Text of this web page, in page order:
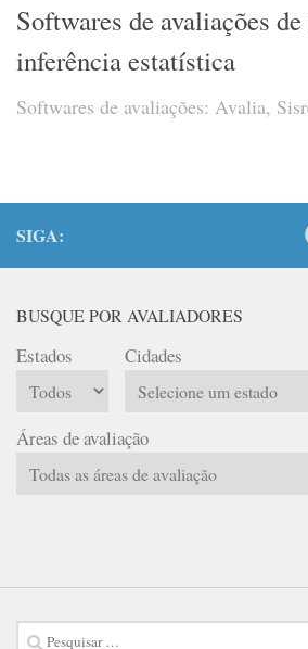
Softwares de avaliações
inferência estatística
Softwares de avaliações: Avalia,
SIGA:
BUSQUE POR AVALIADORES
Estados Cidades
Áreas de avaliação
Pesquisar